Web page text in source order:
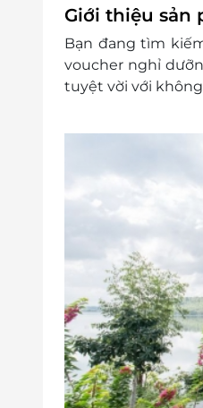
Trẻ em dưới
Trẻ em từ
Trẻ em từ
Điều kiện đặt
Hotline đặt
Liên hệ
Phụ thu
Giá áp
Giá cuối
Giácác
Các ngày lễ
lao động (
Phụ thu
Phụ thu
phụ).
Quy định nhận
Giờ nhận
Giới thiệu sản
Bạn đang tìm
voucher nghỉ
tuyệt vời với